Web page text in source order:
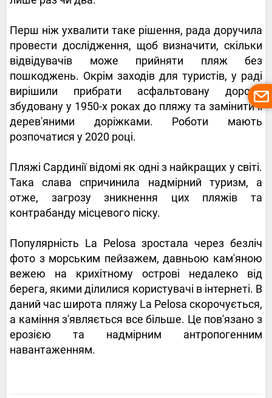
Перш ніж ухвалити таке рішення, рада доручила
провести дослідження, щоб визначити, скільки
відвідувачів може прийняти пляж без
пошкоджень. Окрім заходів для туристів, у раді
вирішили прибрати асфальтовану дорогу,
збудовану у 1950-х роках до пляжу та замінити її
дерев'яними доріжками. Роботи мають
розпочатися у 2020 році.
Пляжі Сардинії відомі як одні з найкращих у світі.
Така слава спричинила надмірний туризм, а
отже, загрозу зникнення цих пляжів та
контрабанду місцевого піску.
Популярність La Pelosa зростала через безліч
фото з морським пейзажем, давньою кам'яною
вежею на крихітному острові недалеко від
берега, якими ділилися користувачі в інтернеті. В
даний час широта пляжу La Pelosa скорочується,
а каміння з'являється все більше. Це пов'язано з
ерозією та надмірним антропогенним
навантаженням.